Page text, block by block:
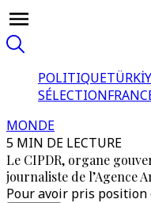
POLITIQUE
SÉLECTION
MONDE
5 MIN DE LECTURE
Le CIPDR, organe
journaliste de l’Agence
Pour avoir pris position